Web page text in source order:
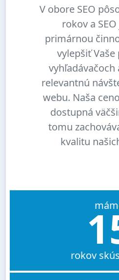
V obore SEO
rokov a
primárnou
vylepšiť Vaše
vyhľadávačoch
relevantnú
webu. Naša
dostupná
tomu
kvalitu
rokov